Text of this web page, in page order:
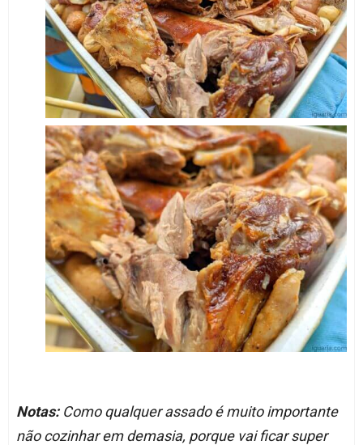
Notas:Como qualquer assado é muito importante
não cozinhar em demasia, porque vai ficar super